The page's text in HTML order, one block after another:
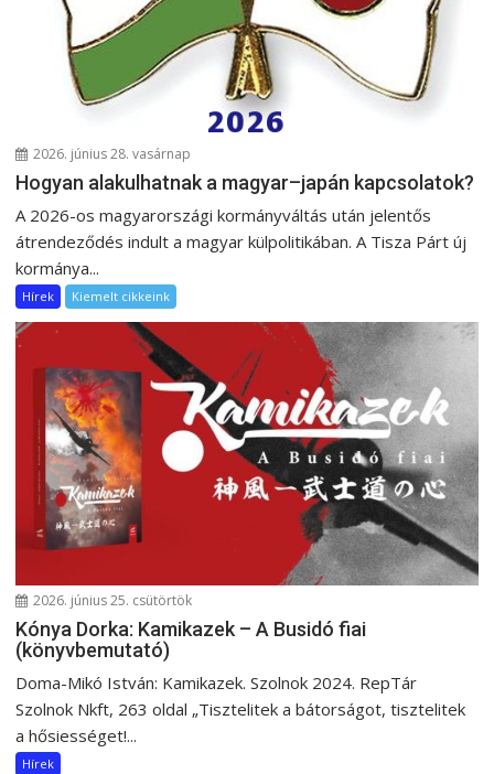
2026. június 28. vasárnap
Hogyan alakulhatnak a magyar–japán kapcsolatok?
A 2026-os magyarországi kormányváltás után jelentős
átrendeződés indult a magyar külpolitikában. A Tisza Párt új
kormánya...
Hírek Kiemelt cikkeink
2026. június 25. csütörtök
Kónya Dorka: Kamikazek – A Busidó fiai
(könyvbemutató)
Doma-Mikó István: Kamikazek. Szolnok 2024. RepTár
Szolnok Nkft, 263 oldal „Tisztelitek a bátorságot, tisztelitek
a hősiességet!...
Hírek